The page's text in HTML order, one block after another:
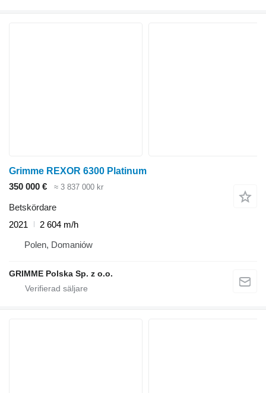
Grimme REXOR 6300 Platinum
350 000 €
≈ 3 837 000 kr
Betskördare
2021
2 604 m/h
Polen, Domaniów
GRIMME Polska Sp. z o.o.